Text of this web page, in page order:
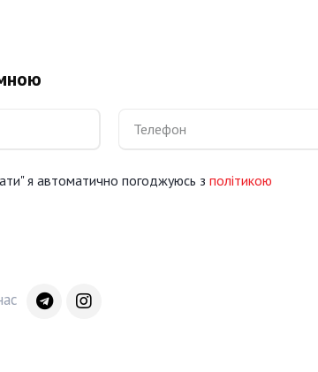
я автоматично погоджуюсь з політикою